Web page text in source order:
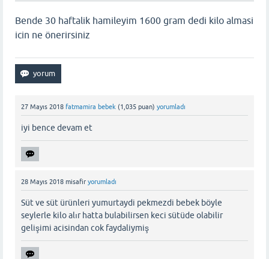
Bende 30 haftalik hamileyim 1600 gram dedi kilo almasi
icin ne önerirsiniz
27 Mayıs 2018 fatmamira bebek (1,035 puan) yorumladı
iyi bence devam et
28 Mayıs 2018 misafir yorumladı
Süt ve süt ürünleri yumurtaydi pekmezdi bebek böyle
seylerle kilo alır hatta bulabilirsen keci sütüde olabilir
gelişimi acisindan cok faydaliymiş